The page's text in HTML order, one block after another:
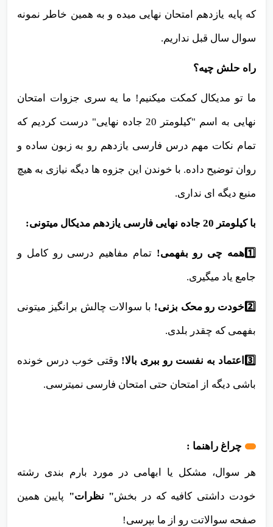
که پایه یازدهم امتحان نهایی میده و به همین خاطر نمونه
سوال سال قبل نداریم.
راه حلش چیه؟
ما تو مدیکال کمکت میکنیم! ما یه سری جزوات امتحان
نهایی به اسم "کیلومتر 20 جاده نهایی" درست کردیم که
تمام نکات مهم درس فارسی یازدهم رو به زبون ساده و
روان توضیح داده. با خوندن این جزوه ها دیگه نیازی به هیچ
منبع دیگه ای نداری.
با کیلومتر 20 جاده نهایی فارسی یازدهم مدیکال میتونی:
1️⃣همه چی رو بفهمی! تمام مفاهیم درسی رو کامل و
جامع یاد میگیری.
2️⃣خودت رو محک بزنی! با سوالات چالش برانگیز میتونی
بفهمی که چقدر بلدی.
3️⃣اعتماد به نفست رو ببری بالا! وقتی خوب درس خونده
باشی دیگه از امتحان حتی امتحان فارسی نمیترسی.
چراغ راهنما :
هر سوال، مشکل یا ابهامی در مورد بارم بندی رشته
خودت داشتی کافیه که در بخش" نظرات" پایین همین
صفحه سوالاتت رو از ما بپرسی!